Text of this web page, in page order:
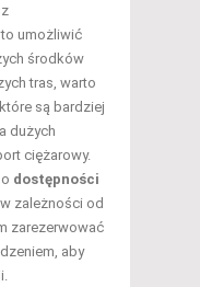
umożliwić
środków
tras, warto
są bardziej
dużych
ciężarowy.
dostępności
zależności od
zarezerwować
aby